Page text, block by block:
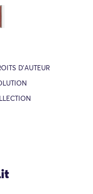
D’AUTEUR